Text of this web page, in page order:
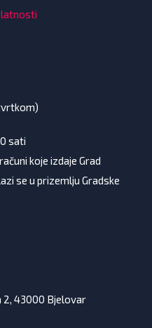
sati
koje izdaje Grad
se u prizemlju Gradske
2, 43000 Bjelovar